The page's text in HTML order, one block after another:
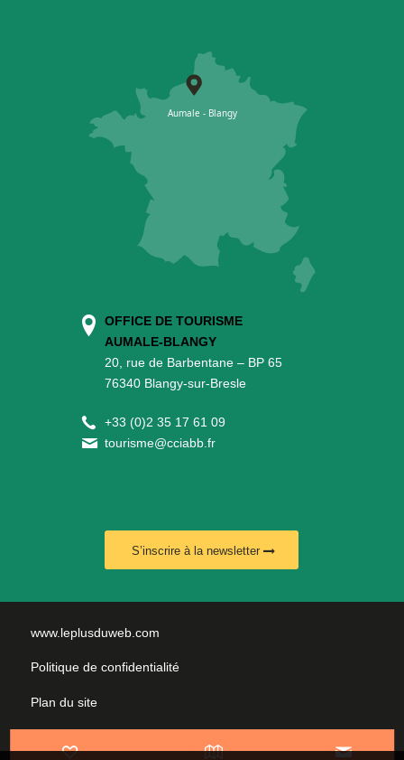
OFFICE DE TOURISME
AUMALE-BLANGY
20, rue de Barbentane – BP 65
76340 Blangy-sur-Bresle
+33 (0)2 35 17 61 09
tourisme@cciabb.fr
S’inscrire à la newsletter
www.leplusduweb.com
Politique de confidentialité
Plan du site